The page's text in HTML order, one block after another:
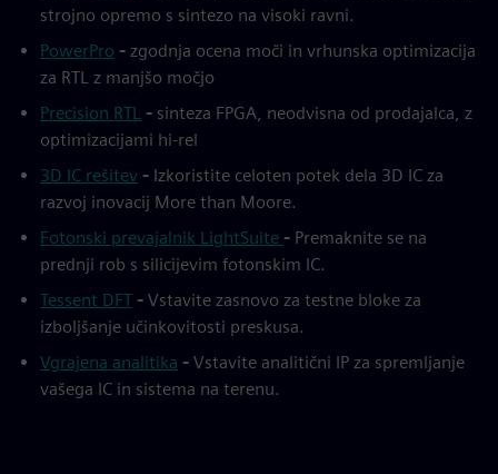
strojno opremo s sintezo na visoki ravni.
PowerPro - zgodnja ocena moči in vrhunska optimizacija
za RTL z manjšo močjo
Precision RTL - sinteza FPGA, neodvisna od prodajalca, z
optimizacijami hi-rel
3D IC rešitev - Izkoristite celoten potek dela 3D IC za
razvoj inovacij More than Moore.
Fotonski prevajalnik LightSuite - Premaknite se na
prednji rob s silicijevim fotonskim IC.
Tessent DFT - Vstavite zasnovo za testne bloke za
izboljšanje učinkovitosti preskusa.
Vgrajena analitika - Vstavite analitični IP za spremljanje
vašega IC in sistema na terenu.